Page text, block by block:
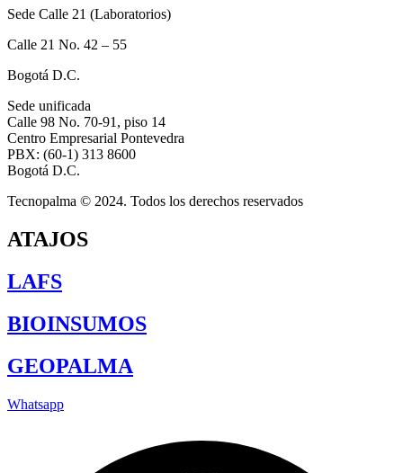
Sede Calle 21 (Laboratorios)
Calle 21 No. 42 – 55
Bogotá D.C.
Sede unificada
Calle 98 No. 70-91, piso 14
Centro Empresarial Pontevedra
PBX: (60-1) 313 8600
Bogotá D.C.
Tecnopalma © 2024. Todos los derechos reservados
ATAJOS
LAFS
BIOINSUMOS
GEOPALMA
Whatsapp